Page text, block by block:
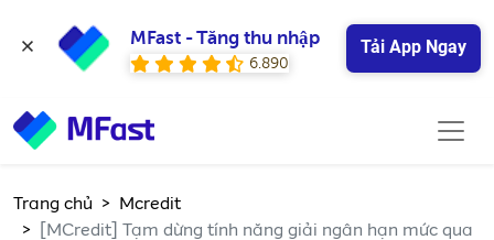
MFast - Tăng thu nhập
6.890
Tải App Ngay
Trang chủ
Mcredit
[MCredit] Tạm dừng tính năng giải ngân hạn mức qua